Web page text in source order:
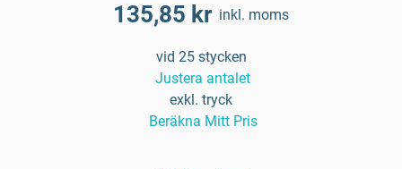
135,85 kr inkl. moms
vid 25 stycken
Justera antalet
exkl. tryck
Beräkna Mitt Pris